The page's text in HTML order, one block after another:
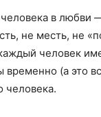
в любви
не месть, не
человек
(а это
человека.